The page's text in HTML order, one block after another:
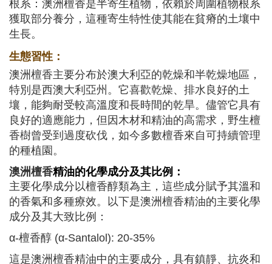
根系：澳洲檀香是半寄生植物，依賴於周圍植物根系
獲取部分養分，這種寄生特性使其能在貧瘠的土壤中
生長。
生態習性：
澳洲檀香主要分布於澳大利亞的乾燥和半乾燥地區，
特別是西澳大利亞州。它喜歡乾燥、排水良好的土
壤，能夠耐受較高溫度和長時間的乾旱。儘管它具有
良好的適應能力，但因木材和精油的高需求，野生檀
香樹曾受到過度砍伐，如今多數檀香來自可持續管理
的種植園。
澳洲檀香精油的化學成分及其比例：
主要化學成分以檀香醇類為主，這些成分賦予其溫和
的香氣和多種療效。以下是澳洲檀香精油的主要化學
成分及其大致比例：
α-檀香醇 (α-Santalol): 20-35%
這是澳洲檀香精油中的主要成分，具有鎮靜、抗炎和